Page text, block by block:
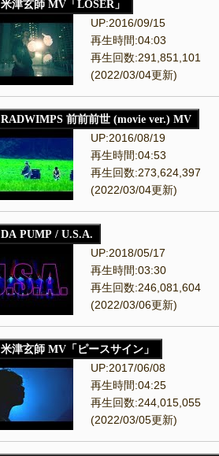
米津玄師 MV「LOSER」
UP:2016/09/15
再生時間:04:03
再生回数:291,851,101
(2022/03/04更新)
RADWIMPS 前前前世 (movie ver.) MV
UP:2016/08/19
再生時間:04:53
再生回数:273,624,397
(2022/03/04更新)
DA PUMP / U.S.A.
UP:2018/05/17
再生時間:03:30
再生回数:246,081,604
(2022/03/06更新)
米津玄師 MV「ピースサイン」
UP:2017/06/08
再生時間:04:25
再生回数:244,015,055
(2022/03/05更新)